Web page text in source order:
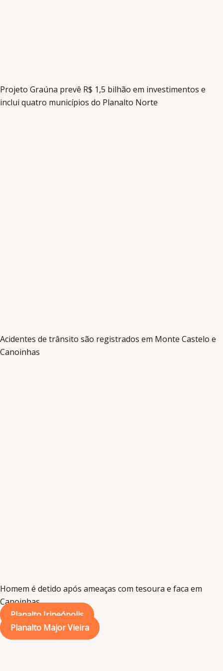
Projeto Graúna prevê R$ 1,5 bilhão em investimentos e
inclui quatro municípios do Planalto Norte
Acidentes de trânsito são registrados em Monte Castelo e
Canoinhas
Homem é detido após ameaças com tesoura e faca em
Canoinhas
Planalto Irineópolis
Planalto Major Vieira